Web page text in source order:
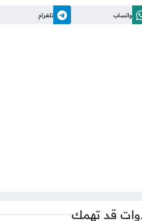
واتساب تلغرام
قد تهمك